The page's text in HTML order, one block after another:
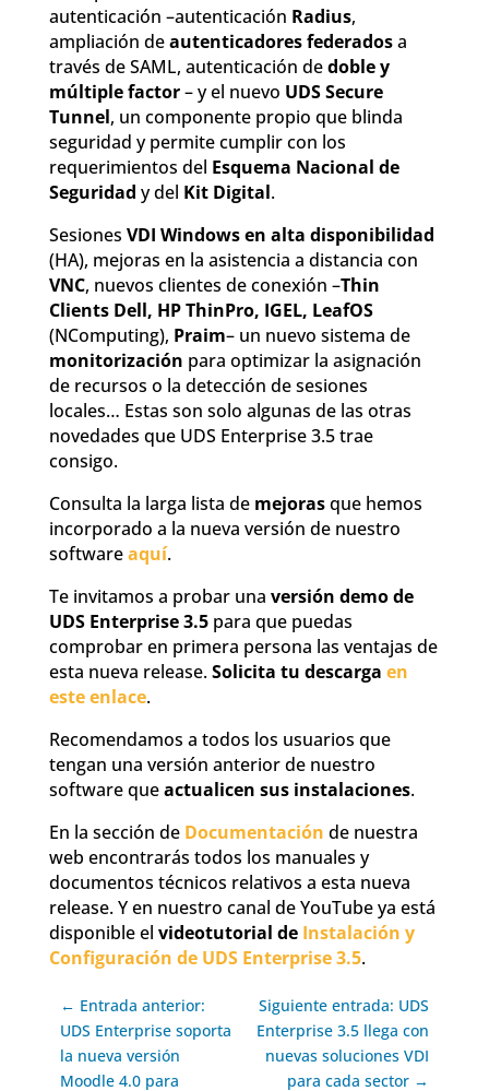
autenticación –autenticación Radius,
ampliación deautenticadores federadosa
través de SAML, autenticación dedoble y
múltiple factor– y el nuevo UDS Secure
Tunnel, un componente propio que blinda
seguridad y permite cumplir con los
requerimientos del Esquema Nacional de
Seguridad y del Kit Digital.
Sesiones VDI Windows en alta disponibilidad
(HA), mejoras en la asistencia a distancia con
VNC, nuevos clientes de conexión –Thin
Clients Dell, HP ThinPro, IGEL, LeafOS
(NComputing), Praim– un nuevo sistema de
monitorización para optimizar la asignación
de recursos o la detección de sesiones
locales… Estas son solo algunas de las otras
novedades que UDS Enterprise 3.5 trae
consigo.
Consulta la larga lista de mejorasque hemos
incorporado a la nueva versión de nuestro
softwareaquí.
Te invitamos a probar una versión demo de
UDS Enterprise 3.5para que puedas
comprobar en primera persona las ventajas de
esta nueva release.Solicita tu descarga en
este enlace.
Recomendamos a todos los usuarios que
tengan una versión anterior de nuestro
software queactualicen sus instalaciones.
En la sección de Documentación de nuestra
web encontrarás todos los manuales y
documentos técnicos relativos a esta nueva
release. Y en nuestro canal de YouTube ya está
disponible el videotutorial de Instalación y
Configuración de UDS Enterprise 3.5.
← Entrada anterior:
UDS Enterprise soporta
la nueva versión
Moodle 4.0 para
Siguiente entrada: UDS
Enterprise 3.5 llega con
nuevas soluciones VDI
para cada sector →